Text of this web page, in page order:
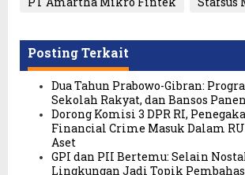
Posting Terkait
Dua Tahun Prabowo-Gibran:
Sekolah Rakyat, dan Bansos
Dorong Komisi 3 DPR RI,
Financial Crime Masuk Dalam
Aset
GPI dan PII Bertemu: Selain
Lingkungan Jadi Topik